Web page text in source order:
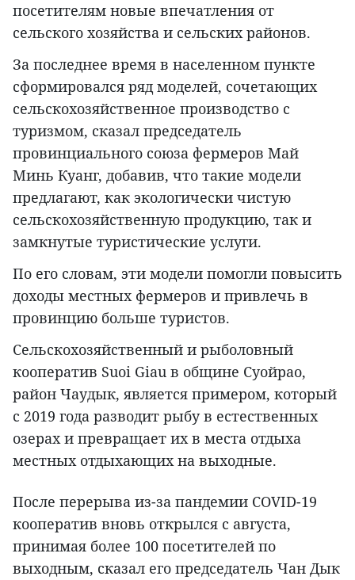
посетителям новые впечатления от
сельского хозяйства и сельских районов.
За последнее время в населенном пункте
сформировался ряд моделей, сочетающих
сельскохозяйственное производство с
туризмом, сказал председатель
провинциального союза фермеров Май
Минь Куанг, добавив, что такие модели
предлагают, как экологически чистую
сельскохозяйственную продукцию, так и
замкнутые туристические услуги.
По его словам, эти модели помогли повысить
доходы местных фермеров и привлечь в
провинцию больше туристов.
Сельскохозяйственный и рыболовный
кооператив Suoi Giau в общине Суойрао,
район Чаудык, является примером, который
с 2019 года разводит рыбу в естественных
озерах и превращает их в места отдыха
местных отдыхающих на выходные.
После перерыва из-за пандемии COVID-19
кооператив вновь открылся с августа,
принимая более 100 посетителей по
выходным, сказал его председатель Чан Дык